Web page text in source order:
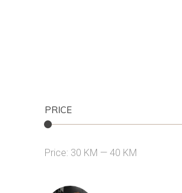
PRICE
Min
Max
Price: 30 KM — 40 KM